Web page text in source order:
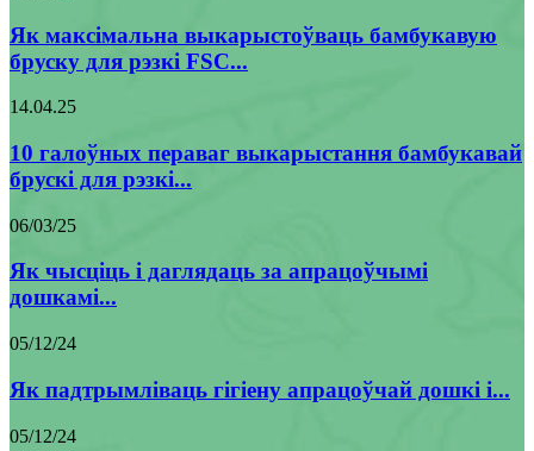
Як максімальна выкарыстоўваць бамбукавую
бруску для рэзкі FSC...
14.04.25
10 галоўных пераваг выкарыстання бамбукавай
брускі для рэзкі...
06/03/25
Як чысціць і даглядаць за апрацоўчымі
дошкамі...
05/12/24
Як падтрымліваць гігіену апрацоўчай дошкі і...
05/12/24